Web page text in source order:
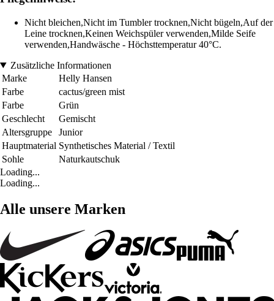
Nicht bleichen,Nicht im Tumbler trocknen,Nicht bügeln,Auf der
Leine trocknen,Keinen Weichspüler verwenden,Milde Seife
verwenden,Handwäsche - Höchsttemperatur 40°C.
Zusätzliche Informationen
Marke
Helly Hansen
Farbe
cactus/green mist
Farbe
Grün
Geschlecht
Gemischt
Altersgruppe
Junior
Hauptmaterial Synthetisches Material / Textil
Sohle
Naturkautschuk
Loading...
Loading...
Alle unsere Marken